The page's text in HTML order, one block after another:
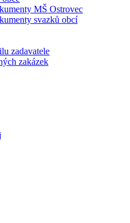
MŠ Ostrovec
svazků obcí
zadavatele
zakázek